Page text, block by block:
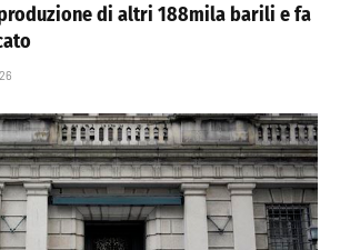
di altri 188mila barili e fa